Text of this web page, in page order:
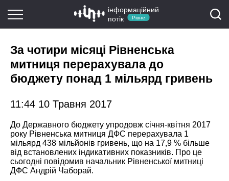
інформаційний
потік
Рівне
За чотири місяці Рівненська
митниця перерахувала до
бюджету понад 1 мільярд гривень
11:44 10 Травня 2017
До Державного бюджету упродовж січня-квітня 2017
року Рівненська митниця ДФС перерахувала 1
мільярд 438 мільйонів гривень, що на 17,9 % більше
від встановлених індикативних показників. Про це
сьогодні повідомив начальник Рівненської митниці
ДФС Андрій Чаборай.